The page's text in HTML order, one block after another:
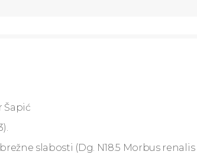
Šapić
slabosti (Dg. N18.5 Morbus